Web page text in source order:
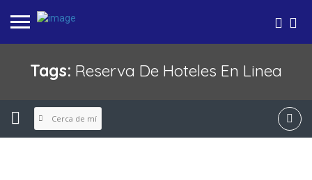
Tags: Reserva De Hoteles En Linea
Cerca de mí